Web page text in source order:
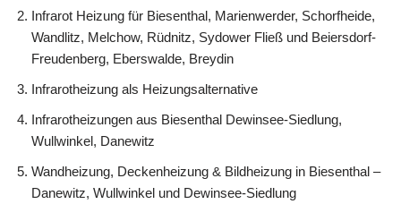
Infrarot Heizung für Biesenthal, Marienwerder, Schorfheide,
Wandlitz, Melchow, Rüdnitz, Sydower Fließ und Beiersdorf-
Freudenberg, Eberswalde, Breydin
Infrarotheizung als Heizungsalternative
Infrarotheizungen aus Biesenthal Dewinsee-Siedlung,
Wullwinkel, Danewitz
Wandheizung, Deckenheizung & Bildheizung in Biesenthal –
Danewitz, Wullwinkel und Dewinsee-Siedlung